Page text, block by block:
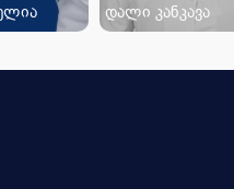
დალი კანკავა